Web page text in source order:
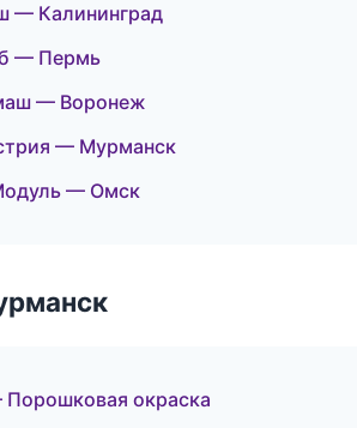
— Калининград
— Пермь
— Воронеж
— Мурманск
— Омск
окраска